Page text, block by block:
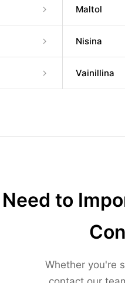
Maltol
Nisina
Vainillina
Need to
Whether you're